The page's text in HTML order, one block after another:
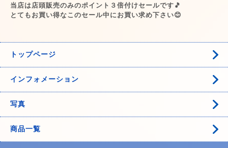
当店は店頭販売のみのポイント３倍付けセールです🎵
とてもお買い得なこのセール中にお買い求め下さい😊
トップページ
インフォメーション
写真
商品一覧